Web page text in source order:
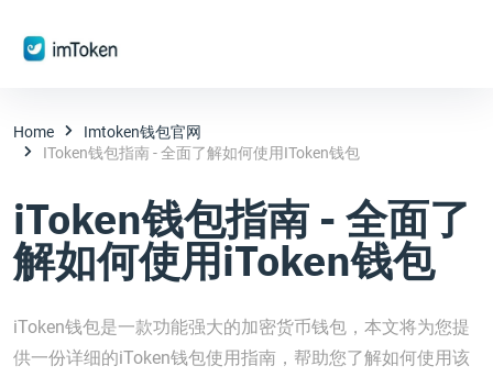
Home
Imtoken钱包官网
IToken钱包指南 - 全面了解如何使用iToken钱包
iToken钱包指南 - 全面了
解如何使用iToken钱包
iToken钱包是一款功能强大的加密货币钱包，本文将为您提
供一份详细的iToken钱包使用指南，帮助您了解如何使用该